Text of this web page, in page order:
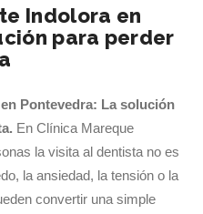
Indolora en
para perder
Pontevedra: La solución
En Clínica Mareque
la visita al dentista no es
la ansiedad, la tensión o la
convertir una simple